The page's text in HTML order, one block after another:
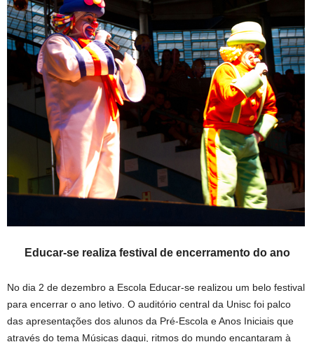
Educar-se realiza festival de encerramento do ano
No dia 2 de dezembro a Escola Educar-se realizou um belo festival
para encerrar o ano letivo. O auditório central da Unisc foi palco
das apresentações dos alunos da Pré-Escola e Anos Iniciais que
através do tema Músicas daqui, ritmos do mundo encantaram à